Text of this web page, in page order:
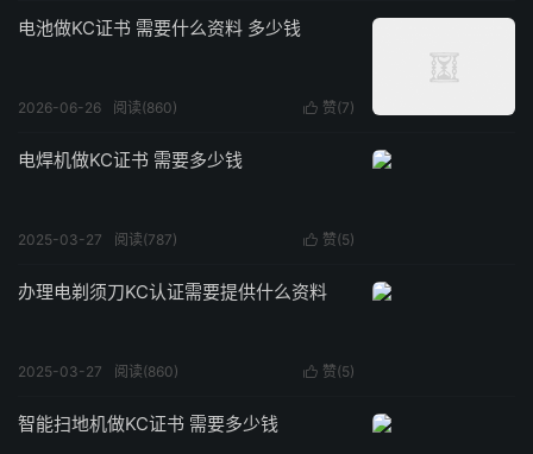
电池做KC证书 需要什么资料 多少钱
 赞(7)
2026-06-26 阅读(860)
电焊机做KC证书 需要多少钱
 赞(5)
2025-03-27 阅读(787)
办理电剃须刀KC认证需要提供什么资料
 赞(5)
2025-03-27 阅读(860)
智能扫地机做KC证书 需要多少钱